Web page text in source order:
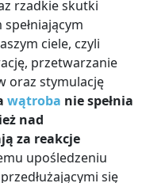
rzadkie skutki
ciele, czyli
przetwarzanie
oraz stymulację
wątroba nie spełnia
nad
za reakcje
upośledzeniu
się